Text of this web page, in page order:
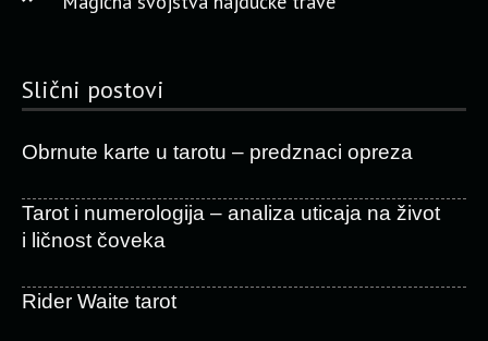
Slični postovi
Obrnute karte u tarotu – predznaci opreza
Tarot i numerologija – analiza uticaja na život
i ličnost čoveka
Rider Waite tarot